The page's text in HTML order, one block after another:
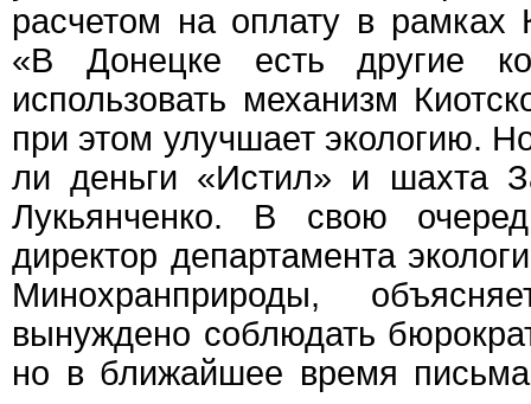
расчетом на оплату в рамках
«В Донецке есть другие
использовать механизм
при этом улучшает экологию.
ли деньги «Истил» и шахта
Лукьянченко. В свою
директор департамента
Минохранприроды,
вынуждено соблюдать
но в ближайшее время